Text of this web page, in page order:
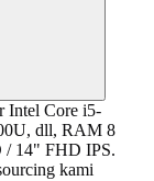
Intel Core i5-
dll, RAM 8
/ 14" FHD IPS.
kami